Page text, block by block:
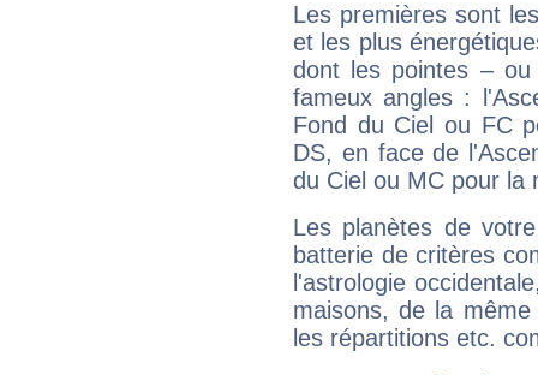
Les premières sont
et les plus
dont les pointes –
fameux angles :
Fond du Ciel ou FC
DS, en face de
du Ciel ou MC pour la
Les planètes de
batterie de critères
l'astrologie
maisons, de la
les répartitions etc.